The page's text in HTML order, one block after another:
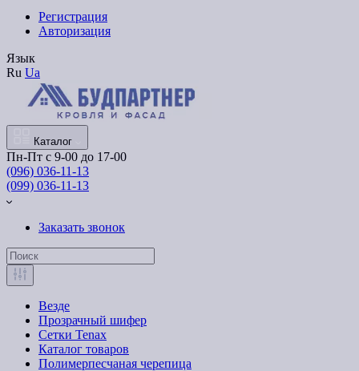
Регистрация
Авторизация
Язык
Ru Ua
Каталог
Пн-Пт с 9-00 до 17-00
(096) 036-11-13
(099) 036-11-13
Заказать звонок
Везде
Прозрачный шифер
Сетки Tenax
Каталог товаров
Полимерпесчаная черепица